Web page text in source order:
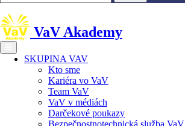
VaV Akademy
SKUPINA VAV
Kto sme
Kariéra vo VaV
Team VaV
VaV v médiách
Darčekové poukazy
Bezpečnostnotechnická služba VaV